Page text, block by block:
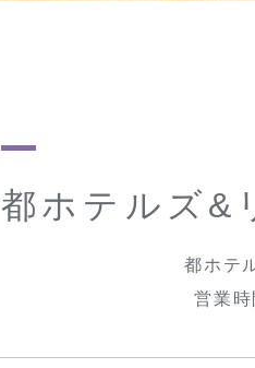
都ホテルズ&
都ホテ
営業